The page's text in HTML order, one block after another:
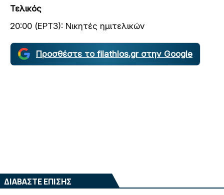
Τελικός
20:00 (ΕΡΤ3): Νικητές ημιτελικών
Προσθέστε το filathlos.gr στην Google
ΔΙΑΒΑΣΤΕ ΕΠΙΣΗΣ